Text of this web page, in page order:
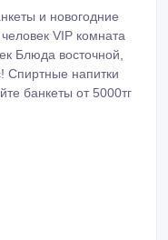
и новогодние
VIP комната
Блюда восточной,
Спиртные напитки
банкеты от 5000тг